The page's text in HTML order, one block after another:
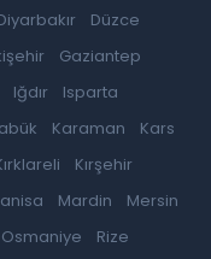
Düzce
Gaziantep
Iğdır
Isparta
Karaman
Kars
Kırşehir
Mardin
Mersin
Osmaniye
Rize